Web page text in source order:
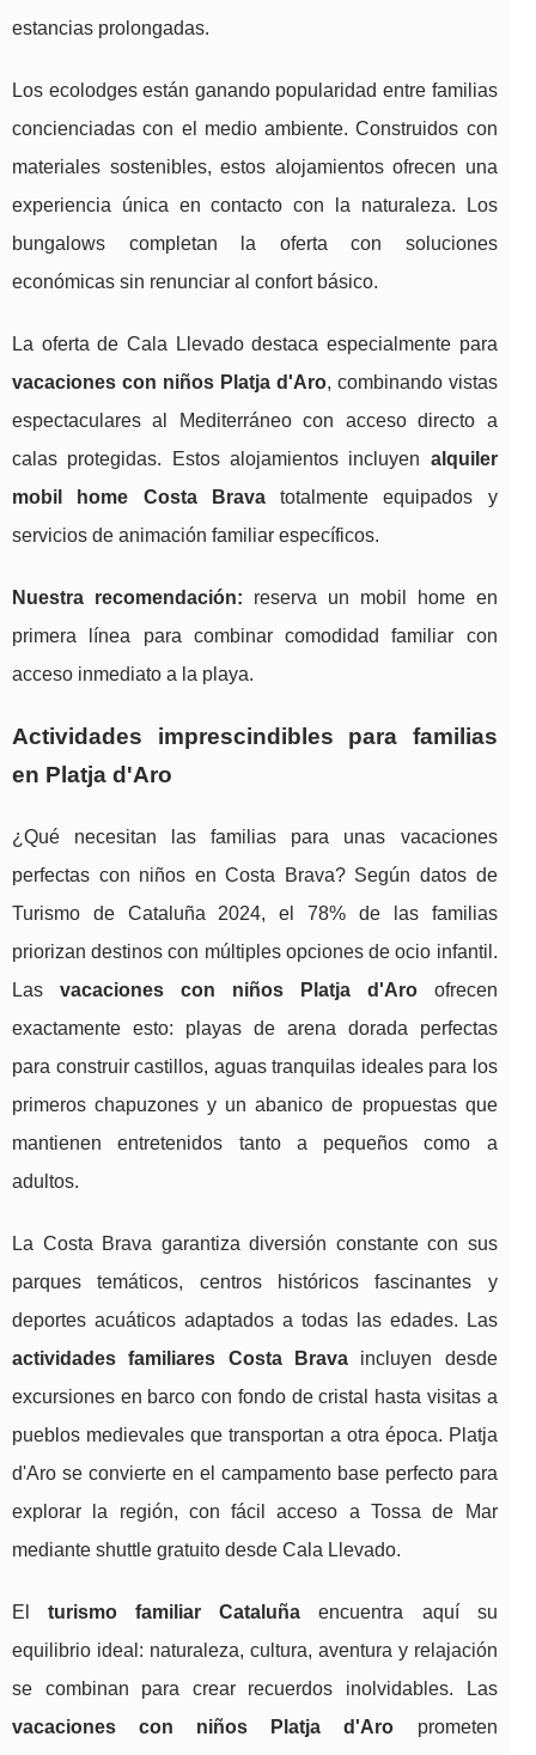
estancias prolongadas.
Los ecolodges están ganando popularidad entre familias
concienciadas con el medio ambiente. Construidos con
materiales sostenibles, estos alojamientos ofrecen una
experiencia única en contacto con la naturaleza. Los
bungalows completan la oferta con soluciones
económicas sin renunciar al confort básico.
La oferta de Cala Llevado destaca especialmente para
vacaciones con niños Platja d'Aro, combinando vistas
espectaculares al Mediterráneo con acceso directo a
calas protegidas. Estos alojamientos incluyen alquiler
mobil home Costa Bravatotalmente equipados y
servicios de animación familiar específicos.
Nuestra recomendación: reserva un mobil home en
primera línea para combinar comodidad familiar con
acceso inmediato a la playa.
Actividades imprescindibles para familias
en Platja d'Aro
¿Qué necesitan las familias para unas vacaciones
perfectas con niños en Costa Brava? Según datos de
Turismo de Cataluña 2024, el 78% de las familias
priorizan destinos con múltiples opciones de ocio infantil.
Las vacaciones con niños Platja d'Aroofrecen
exactamente esto: playas de arena dorada perfectas
para construir castillos, aguas tranquilas ideales para los
primeros chapuzones y un abanico de propuestas que
mantienen entretenidos tanto a pequeños como a
adultos.
La Costa Brava garantiza diversión constante con sus
parques temáticos, centros históricos fascinantes y
deportes acuáticos adaptados a todas las edades. Las
actividades familiares Costa Bravaincluyen desde
excursiones en barco con fondo de cristal hasta visitas a
pueblos medievales que transportan a otra época. Platja
d'Aro se convierte en el campamento base perfecto para
explorar la región, con fácil acceso a Tossa de Mar
mediante shuttle gratuito desde Cala Llevado.
Elturismo familiar Cataluña encuentra aquí su
equilibrio ideal: naturaleza, cultura, aventura y relajación
se combinan para crear recuerdos inolvidables. Las
vacaciones con niños Platja d'Aro prometen